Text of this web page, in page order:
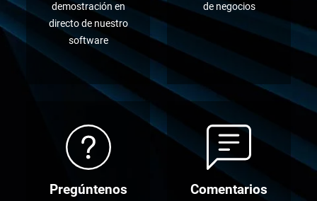
demostración en
directo de nuestro
software
de negocios
Pregúntenos Comentarios